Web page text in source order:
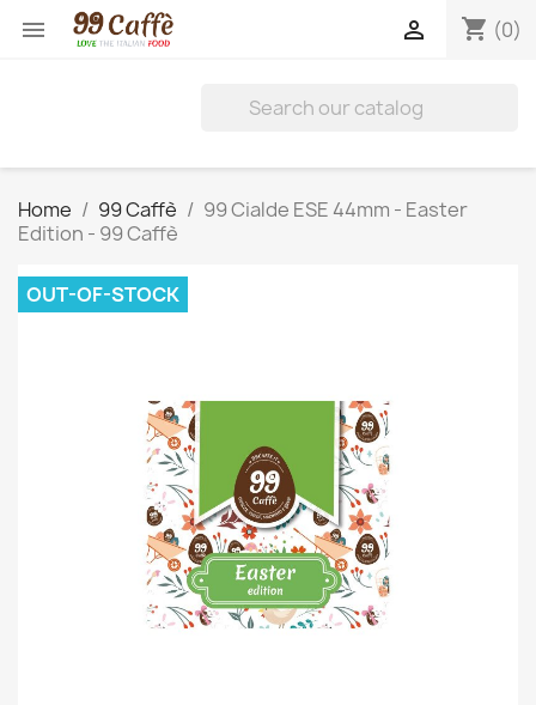
 shopping_cart (0)

Home 99 Caffè
99 Cialde ESE 44mm - Easter
Edition - 99 Caffè
OUT-OF-STOCK